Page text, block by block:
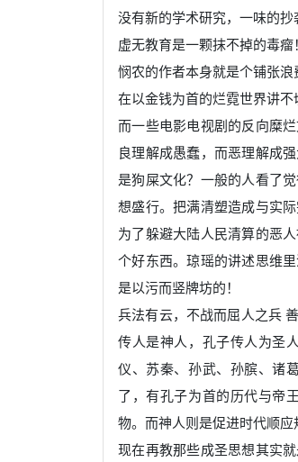
没有新的学术研究，一味的抄
虚无教育是一颗抹不掉的毒
悯农的作者本身就是个铺张浪
在以金钱为首的烂霓世界讲不
而一些电影电视剧的反向糜
良理解成愚蠢，而恶理解成
是狗屎文化？一般的人看了
想盛行。把满清塑造成与实
为了躲避大陆人民清算的恶
个好东西。琼瑶的讲述思维
是以污而竖牌坊的！
兵法有云，不战而屈人之兵
传人是神人，孔子传人为圣
仪、苏秦、孙武、孙膑、诸
了，有孔子为首的历代与帝
物。而神人则是促进时代顺应
现在再教那些成圣思想其实